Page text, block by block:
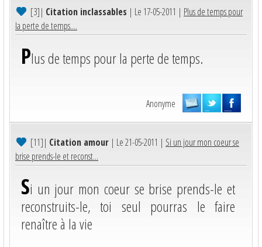
[3]| Citation inclassables | Le 17-05-2011 | Plus de temps pour
la perte de temps....
Plus de temps pour la perte de temps.
Anonyme
[11]| Citation amour | Le 21-05-2011 | Si un jour mon coeur se
brise prends-le et reconst...
Si un jour mon coeur se brise prends-le et
reconstruits-le, toi seul pourras le faire
renaître à la vie